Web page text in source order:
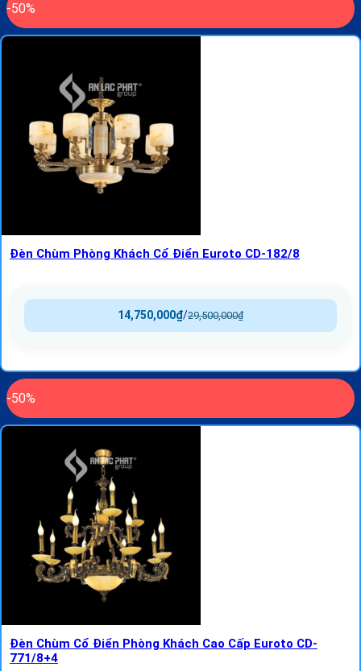
-50%
Đèn Chùm Phòng Khách Cổ Điển Euroto CD-182/8
29,500,000₫
/
14,750,000₫
-50%
Đèn Chùm Cổ Điển Phòng Khách Cao Cấp Euroto CD-
771/8+4